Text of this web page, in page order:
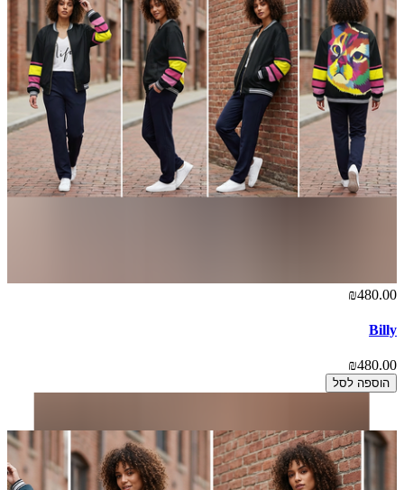
₪480.00
Billy
₪480.00
הוספה לסל